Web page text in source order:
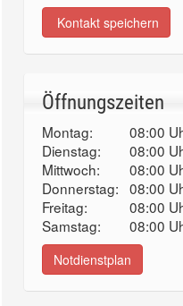
Kontakt speichern
Öffnungszeiten
Montag: 08:00
Dienstag:
08:00
Mittwoch:
08:00
Donnerstag: 08:00
Freitag:
08:00
Samstag:
08:00
Notdienstplan